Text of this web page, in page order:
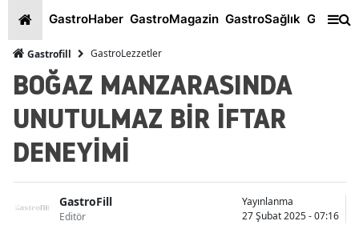
GastroHaber GastroMagazin GastroSağlık
Gastrofill GastroLezzetler
BOĞAZ MANZARASINDA
UNUTULMAZ BİR İFTAR
DENEYİMİ
GastroFill
Editör
Yayınlanma
27 Şubat 2025 - 07:16